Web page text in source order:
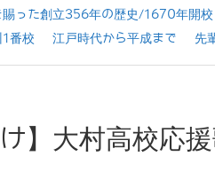
賜った創立356年の歴史/1670年開校
1番校 江戸時代から平成まで 先
け】大村高校応